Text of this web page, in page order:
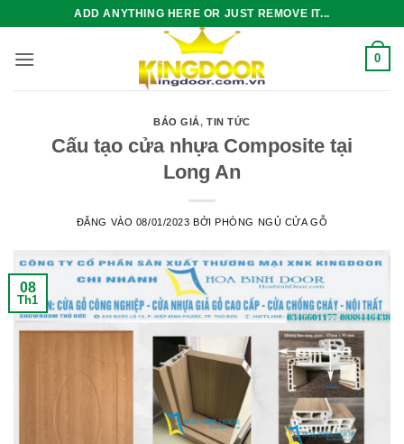
nội
ADD ANYTHING HERE OR JUST REMOVE IT...
0
BÁO GIÁ,TIN TỨC
Cấu tạo cửa nhựa Composite tại
Long An
ĐĂNG VÀO 08/01/2023 BỞIPHÒNG NGỦ CỬA GỖ
08
Th1